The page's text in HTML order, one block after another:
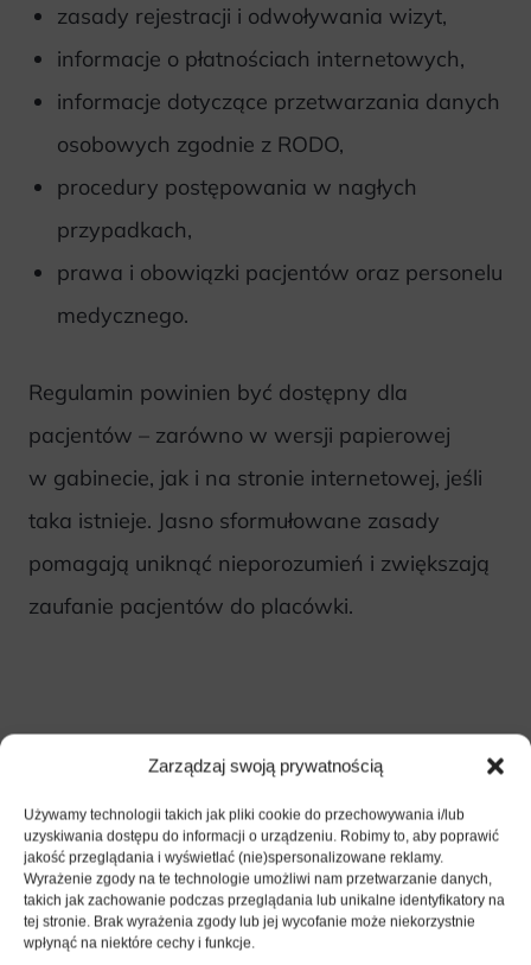
Zarządzaj swoją prywatnością
Używamy technologii takich jak pliki cookie do przechowywania i/lub
uzyskiwania dostępu do informacji o urządzeniu. Robimy to, aby poprawić
jakość przeglądania i wyświetlać (nie)spersonalizowane reklamy.
Wyrażenie zgody na te technologie umożliwi nam przetwarzanie danych,
takich jak zachowanie podczas przeglądania lub unikalne identyfikatory na
tej stronie. Brak wyrażenia zgody lub jej wycofanie może niekorzystnie
wpłynąć na niektóre cechy i funkcje.
zasady rejestracji i odwoływania wizyt,
informacje o płatnościach internetowych,
informacje dotyczące przetwarzania danych
osobowych zgodnie z RODO,
procedury postępowania w nagłych
przypadkach,
prawa i obowiązki pacjentów oraz personelu
medycznego.
Regulamin powinien być dostępny dla
pacjentów – zarówno w wersji papierowej
w gabinecie, jak i na stronie internetowej, jeśli
taka istnieje. Jasno sformułowane zasady
pomagają uniknąć nieporozumień i zwiększają
zaufanie pacjentów do placówki.
Zgłoszenie do ZUS
Osoby prowadzące prywatną praktykę
lekarską są zobowiązane do zgłoszenia swojej
działalności w Zakładzie Ubezpieczeń
Społecznych. Rejestracja w ZUS obejmuje: